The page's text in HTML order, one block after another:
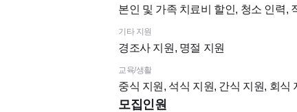
안녕하세요, 저희 치과는 선하고 좋은
다고 자부할 수 있는 단 하나가 있다면,
다.
본인 및 가족 치료비 할인, 청소 인력,
기타 지원
경조사 지원, 명절 지원
교육/생활
중식 지원, 석식 지원, 간식 지원, 회식
모집인원